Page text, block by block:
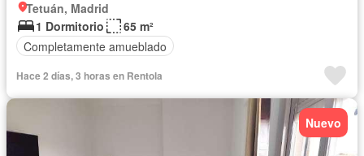
Tetuán, Madrid
1 Dormitorio
65 m²
Completamente amueblado
Hace 2 días, 3 horas en Rentola
Nuevo